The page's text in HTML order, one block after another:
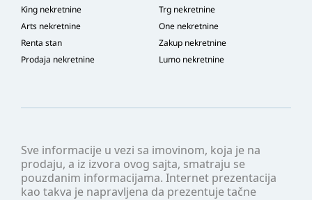
Sve informacije u vezi sa imovinom, koja je na
prodaju, a iz izvora ovog sajta, smatraju se
pouzdanim informacijama. Internet prezentacija
kao takva je napravljena da prezentuje tačne
King nekretnine
Trg nekretnine
Arts nekretnine
One nekretnine
Renta stan
Zakup nekretnine
Prodaja nekretnine
Lumo nekretnine